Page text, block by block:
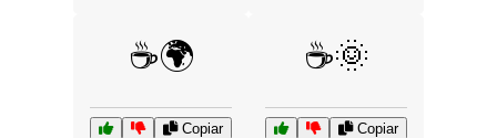
☕🌍
Copiar
☕🌞
Copiar